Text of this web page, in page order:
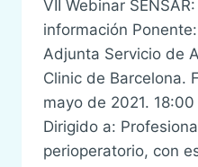
VII Webinar
información
Adjunta Servicio de
Clinic de Barcelona.
mayo de 2021.
Dirigido a:
perioperatorio, con